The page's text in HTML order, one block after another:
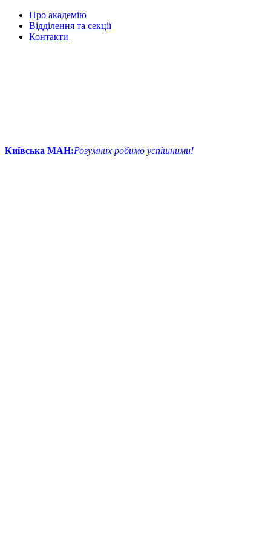
Про академію
Відділення та секції
Контакти
Київська МАН:Розумних робимо успішними!